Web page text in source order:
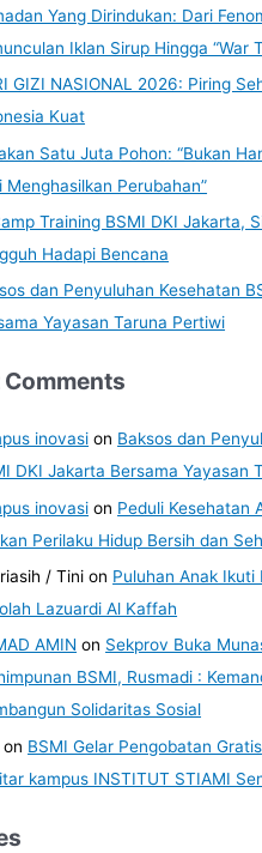
Yang Dirindukan: Dari
Iklan Sirup Hingga “War
GIZI NASIONAL 2026: Piring
Kuat
Satu Juta Pohon: “Bukan
Menghasilkan Perubahan”
Training BSMI DKI Jakarta,
Hadapi Bencana
dan Penyuluhan Kesehatan
Yayasan Taruna Pertiwi
Comments
inovasi on Baksos dan
DKI Jakarta Bersama Yayasan
inovasi on Peduli Kesehatan
Perilaku Hidup Bersih dan
/ Tini on Puluhan Anak Ikuti
Lazuardi Al Kaffah
AMIN on Sekprov Buka
BSMI, Rusmadi :
Solidaritas Sosial
on BSMI Gelar Pengobatan
kampus INSTITUT STIAMI